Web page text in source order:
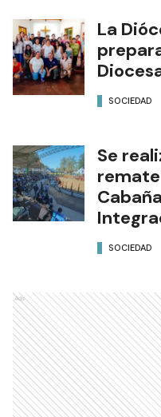
La
SOCIEDAD
Se
SOCIEDAD
Ads